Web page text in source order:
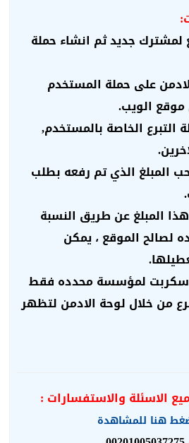
جديد ثم انشاء حملة
على حملة المستخدم
موقع الويب.
التبرع الخاصة بالمستخدم,
المبلغ الذي تم رفعه بطلب
المبلغ عن طريق النسبة
لصالح الموقع ، يمكن
لمؤسسة محدده فقط
من خلال لوحة الادمن لتظهر
الاسئلة والاستفسارات :
هنا للمشاهدة